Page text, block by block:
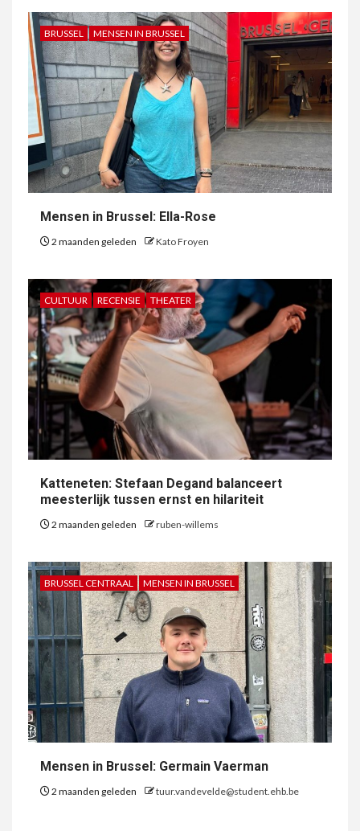
BRUSSEL MENSEN IN BRUSSEL
Mensen in Brussel: Ella-Rose
2 maanden geleden Kato Froyen
CULTUUR RECENSIE THEATER
Katteneten: Stefaan Degand balanceert
meesterlijk tussen ernst en hilariteit
2 maanden geleden ruben-willems
BRUSSEL CENTRAAL MENSEN IN BRUSSEL
Mensen in Brussel: Germain Vaerman
2 maanden geleden tuur.vandevelde@student.ehb.be